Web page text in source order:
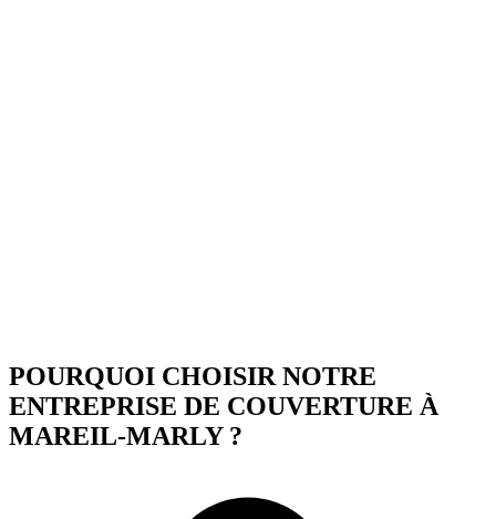
POURQUOI CHOISIR NOTRE
ENTREPRISE DE COUVERTURE À
MAREIL-MARLY ?